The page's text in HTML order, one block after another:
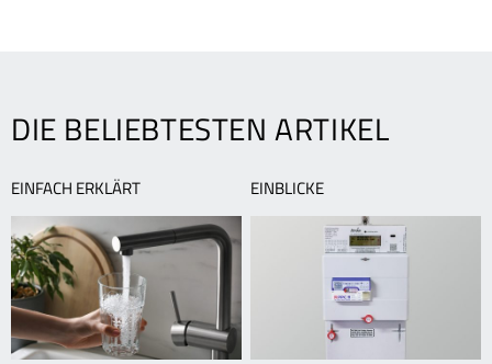
viele
Überraschungen
DIE BELIEBTESTEN ARTIKEL
EINFACH ERKLÄRT EINBLICKE